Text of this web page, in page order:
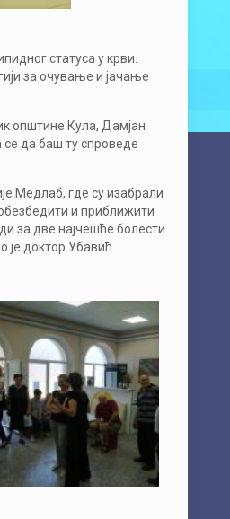
статуса у крви.
за очување и јачање
општине Кула, Дамјан
се да баш ту спроведе
Медлаб, где су изабрали
и приближити
за две најчешће болести
је доктор Убавић.